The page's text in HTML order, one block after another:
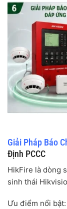
Giải Pháp Báo
Định PCCC
HikFire là dòng
sinh thái
Ưu điểm nổi bật: